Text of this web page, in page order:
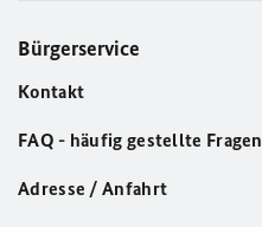
Bürgerservice
Kontakt
FAQ - häufig gestellte Fragen
Adresse / Anfahrt